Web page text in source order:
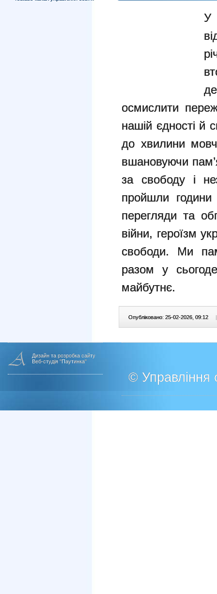
У
осмислити
нашій єдності й
до хвилини
вшановуючи
за свободу і
пройшли години
перегляди та
війни, героїзм
свободи. Ми
разом у
майбутнє.
Опубліковано: 25-02-2026, 09:12 |
Дизайн та розробка сайту
Веб-студія "Паутинка"
© Управління